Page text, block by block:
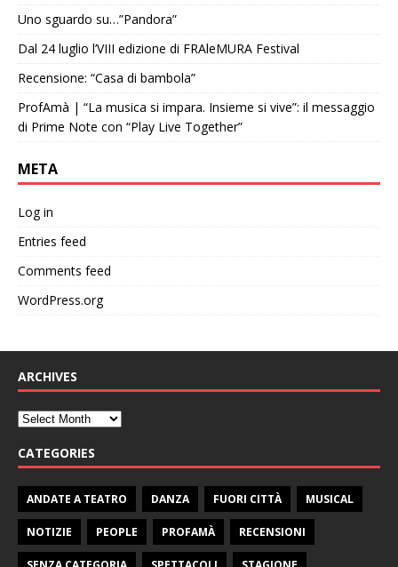
Uno sguardo su…”Pandora”
Dal 24 luglio l’VIII edizione di FRAleMURA Festival
Recensione: “Casa di bambola”
ProfAmà | “La musica si impara. Insieme si vive”: il messaggio
di Prime Note con “Play Live Together”
META
Log in
Entries feed
Comments feed
WordPress.org
ARCHIVES
CATEGORIES
ANDATE A TEATRO DANZA FUORI CITTÀ MUSICAL
NOTIZIE PEOPLE PROFAMÀ RECENSIONI